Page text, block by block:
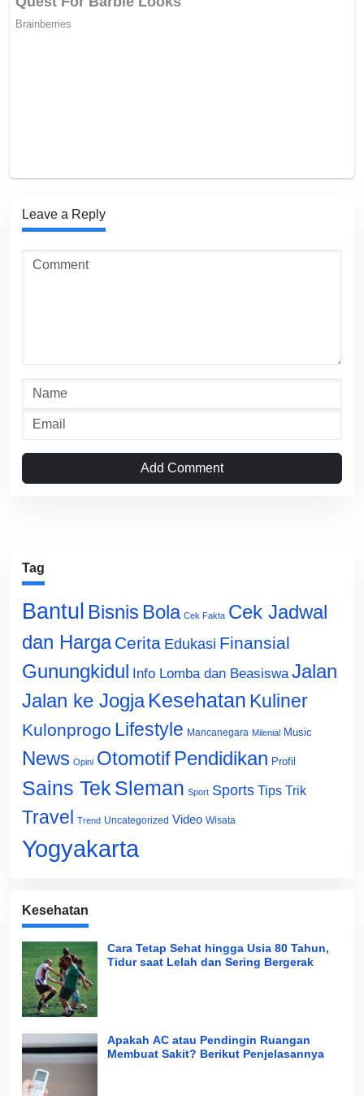
Leave a Reply
Add Comment
Tag
Bantul Bisnis Bola Cek Fakta Cek Jadwal
dan Harga Cerita Edukasi Finansial
Gunungkidul Info Lomba dan Beasiswa Jalan
Jalan ke Jogja Kesehatan Kuliner
Kulonprogo Lifestyle Mancanegara Milenial Music
News Opini Otomotif Pendidikan Profil
Sains Tek Sleman Sport Sports Tips Trik
Travel Trend Uncategorized Video Wisata
Yogyakarta
Kesehatan
Cara Tetap Sehat hingga Usia 80 Tahun,
Tidur saat Lelah dan Sering Bergerak
Apakah AC atau Pendingin Ruangan
Membuat Sakit? Berikut Penjelasannya